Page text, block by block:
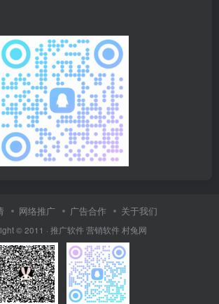
网络推广 广告合作 关于我们
© 2011 · 推广软件营销软件村兔网